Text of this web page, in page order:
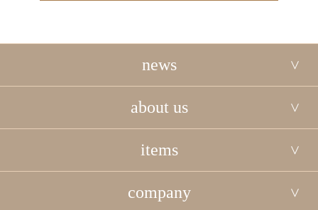
news
about us
items
company